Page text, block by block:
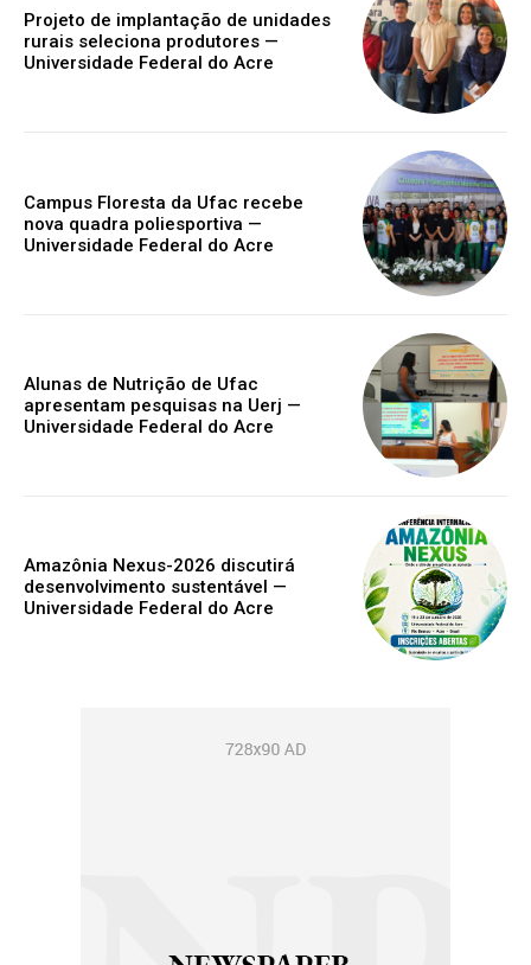
Projeto de implantação de unidades
rurais seleciona produtores —
Universidade Federal do Acre
Campus Floresta da Ufac recebe
nova quadra poliesportiva —
Universidade Federal do Acre
Alunas de Nutrição de Ufac
apresentam pesquisas na Uerj —
Universidade Federal do Acre
Amazônia Nexus-2026 discutirá
desenvolvimento sustentável —
Universidade Federal do Acre